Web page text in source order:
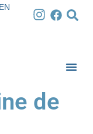
EN
de